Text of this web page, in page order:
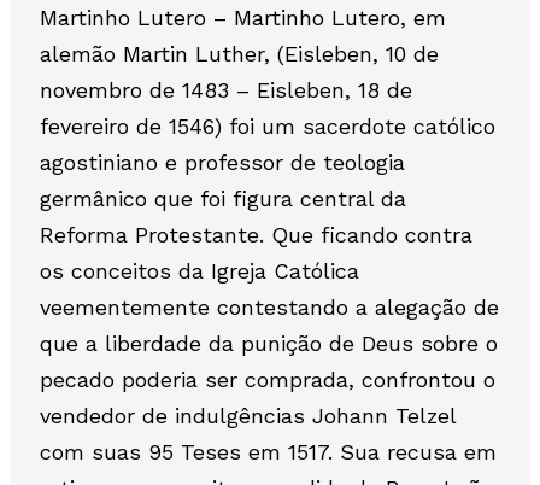
Martinho Lutero – Martinho Lutero, em
alemão Martin Luther, (Eisleben, 10 de
novembro de 1483 – Eisleben, 18 de
fevereiro de 1546) foi um sacerdote católico
agostiniano e professor de teologia
germânico que foi figura central da
Reforma Protestante. Que ficando contra
os conceitos da Igreja Católica
veementemente contestando a alegação de
que a liberdade da punição de Deus sobre o
pecado poderia ser comprada, confrontou o
vendedor de indulgências Johann Telzel
com suas 95 Teses em 1517. Sua recusa em